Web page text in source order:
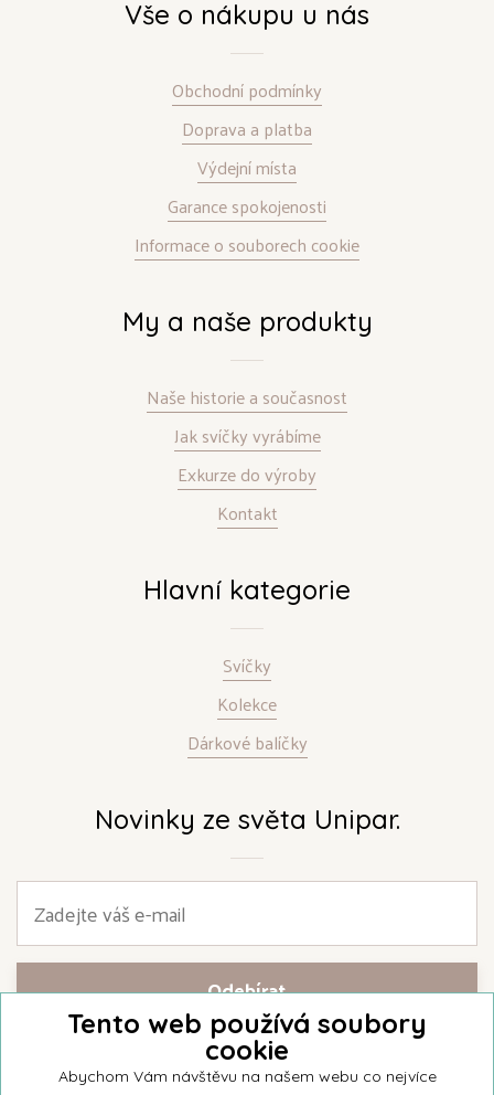
Vše o nákupu u nás
Obchodní podmínky
Doprava a platba
Výdejní místa
Garance spokojenosti
Informace o souborech cookie
My a naše produkty
Naše historie a současnost
Jak svíčky vyrábíme
Exkurze do výroby
Kontakt
Hlavní kategorie
Svíčky
Kolekce
Dárkové balíčky
Novinky ze světa Unipar.
Přihlašte se k našemu newsletteru a buďte jako první informováni o
nejnovějších kolekcích svíček a aktualitách z rodinné firmy Unipar.
Tento web používá soubory
cookie
Abychom Vám návštěvu na našem webu co nejvíce